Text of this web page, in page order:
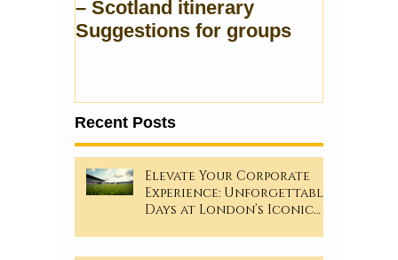
– Scotland itinerary
Suggestions for groups
Recent Posts
Elevate Your Corporate
Experience: Unforgettable
Days at London’s Iconic